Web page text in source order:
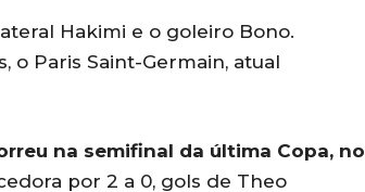
Hakimi e o goleiro Bono.
o Paris Saint-Germain, atual
na semifinal da última Copa, no
por 2 a 0, gols de Theo